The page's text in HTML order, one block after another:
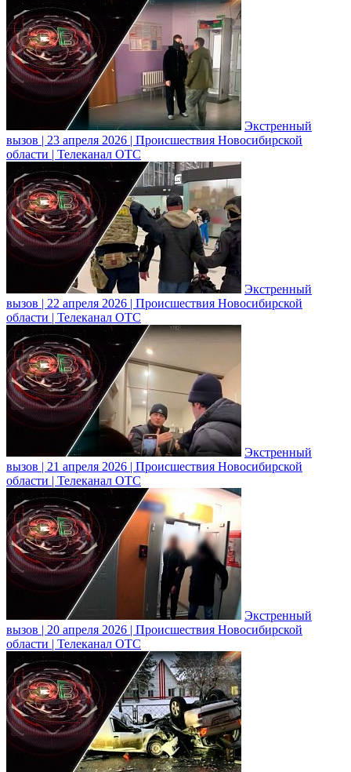
Экстренный
вызов | 23 апреля 2026 | Происшествия Новосибирской
области | Телеканал ОТС
Экстренный
вызов | 22 апреля 2026 | Происшествия Новосибирской
области | Телеканал ОТС
Экстренный
вызов | 21 апреля 2026 | Происшествия Новосибирской
области | Телеканал ОТС
Экстренный
вызов | 20 апреля 2026 | Происшествия Новосибирской
области | Телеканал ОТС